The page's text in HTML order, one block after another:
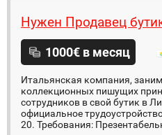
Нужен Продавец
1000€ в месяц
Итальянская компания,
коллекционных пишущих
сотрудников в свой бутик в
официальное
20. Требования: